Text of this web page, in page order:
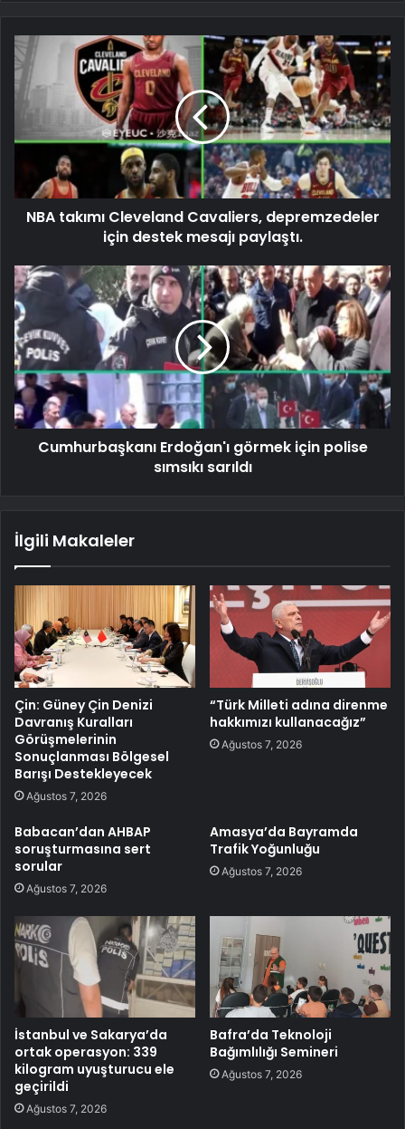
NBA takımı Cleveland Cavaliers, depremzedeler
için destek mesajı paylaştı.
Cumhurbaşkanı Erdoğan'ı görmek için polise
sımsıkı sarıldı
İlgili Makaleler
Çin: Güney Çin Denizi
Davranış Kuralları
Görüşmelerinin
Sonuçlanması Bölgesel
Barışı Destekleyecek
Ağustos 7, 2026
“Türk Milleti adına direnme
hakkımızı kullanacağız”
Ağustos 7, 2026
Babacan’dan AHBAP
soruşturmasına sert
sorular
Ağustos 7, 2026
Amasya’da Bayramda
Trafik Yoğunluğu
Ağustos 7, 2026
İstanbul ve Sakarya’da
ortak operasyon: 339
kilogram uyuşturucu ele
geçirildi
Ağustos 7, 2026
Bafra’da Teknoloji
Bağımlılığı Semineri
Ağustos 7, 2026